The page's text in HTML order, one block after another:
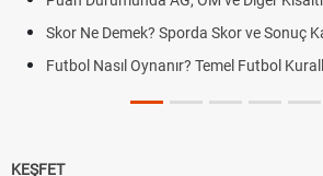
Skor Ne Demek? Sporda Skor ve Sonuç
Futbol Nasıl Oynanır? Temel Futbol Kuralları